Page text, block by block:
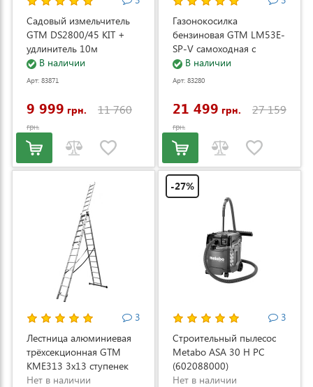
Садовый измельчитель
GTM DS2800/45 KIT +
удлинитель 10м
(DS2800/45_KIT+ext.cord)
В наличии
Арт: 83871
9 999 грн. 11 760
грн.
Газонокосилка
бензиновая GTM LM53E-
SP-V самоходная с
электростартером и
регулировкой скорости
В наличии
Арт: 83280
21 499 грн. 27 159
грн.
3
Лестница алюминиевая
трёхсекционная GTM
KME313 3x13 ступенек
3.53-8.93м (KME313)
Нет в наличии
-27%
3
Строительный пылесос
Metabo ASA 30 H PC
(602088000)
Нет в наличии